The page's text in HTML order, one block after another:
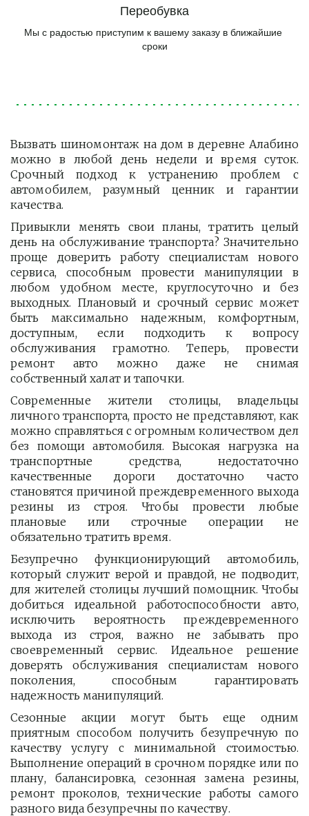
Переобувка
Мы с радостью приступим к вашему заказу в ближайшие
сроки
Вызвать шиномонтаж на дом в деревне Алабино
можно в любой день недели и время суток.
Срочный подход к устранению проблем с
автомобилем, разумный ценник и гарантии
качества.
Привыкли менять свои планы, тратить целый
день на обслуживание транспорта? Значительно
проще доверить работу специалистам нового
сервиса, способным провести манипуляции в
любом удобном месте, круглосуточно и без
выходных. Плановый и срочный сервис может
быть максимально надежным, комфортным,
доступным, если подходить к вопросу
обслуживания грамотно. Теперь, провести
ремонт авто можно даже не снимая
собственный халат и тапочки.
Современные жители столицы, владельцы
личного транспорта, просто не представляют, как
можно справляться с огромным количеством дел
без помощи автомобиля. Высокая нагрузка на
транспортные средства, недостаточно
качественные дороги достаточно часто
становятся причиной преждевременного выхода
резины из строя. Чтобы провести любые
плановые или строчные операции не
обязательно тратить время.
Безупречно функционирующий автомобиль,
который служит верой и правдой, не подводит,
для жителей столицы лучший помощник. Чтобы
добиться идеальной работоспособности авто,
исключить вероятность преждевременного
выхода из строя, важно не забывать про
своевременный сервис. Идеальное решение
доверять обслуживания специалистам нового
поколения, способным гарантировать
надежность манипуляций.
Сезонные акции могут быть еще одним
приятным способом получить безупречную по
качеству услугу с минимальной стоимостью.
Выполнение операций в срочном порядке или по
плану, балансировка, сезонная замена резины,
ремонт проколов, технические работы самого
разного вида безупречны по качеству.